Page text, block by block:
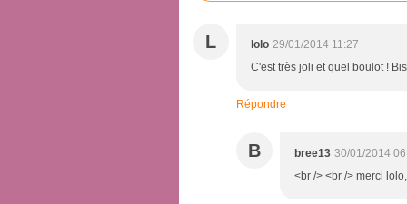
L lolo 29/01/2014 11:27
C'est très joli et quel boulot !
Répondre
B bree13 30/01/2014
<br /> <br /> merci